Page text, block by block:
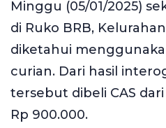
Minggu (05/01/2025)
di Ruko BRB,
diketahui
curian. Dari hasil
tersebut dibeli CAS
Rp 900.000.